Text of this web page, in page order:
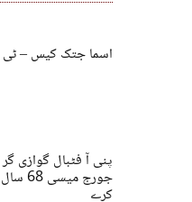
اسما جتک کیس –
پنی آ فٹبال گوازی
جورج
کرے